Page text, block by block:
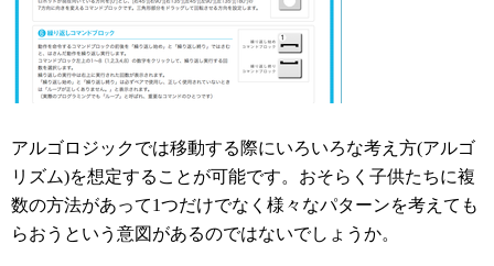
アルゴロジックでは移動する際にいろいろな考え方(アルゴ
リズム)を想定することが可能です。おそらく子供たちに複
数の方法があって1つだけでなく様々なパターンを考えても
らおうという意図があるのではないでしょうか。